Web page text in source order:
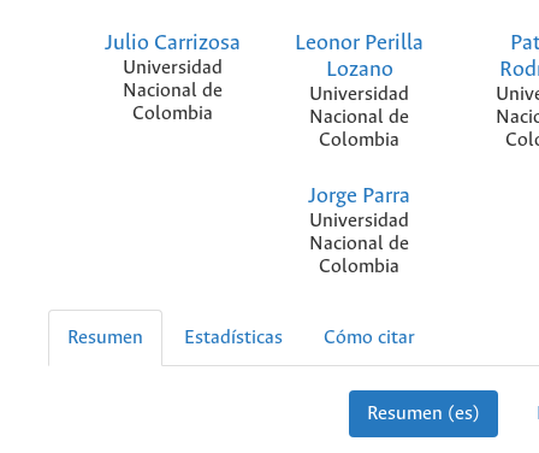
Julio Carrizosa
Universidad
Nacional de
Colombia
Leonor Perilla
Lozano
Universidad
Nacional de
Colombia
Jorge Parra
Universidad
Nacional de
Colombia
Resumen Estadísticas Cómo citar
Resumen (es)